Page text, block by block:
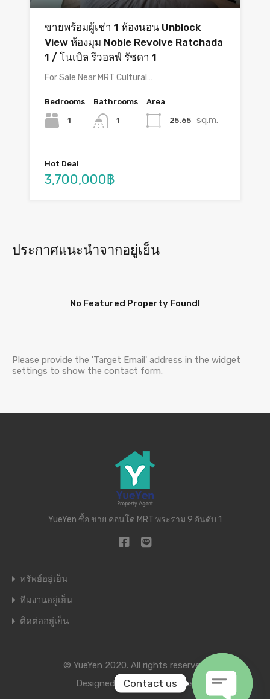
ขายพร้อมผู้เช่า 1 ห้องนอน Unblock
View ห้องมุม Noble Revolve Ratchada
1 / โนเบิล รีวอลฟ์ รัชดา 1
For Sale Near MRT Cultural…
Bedrooms
1
Bathrooms
1
Area
25.65 sq.m.
Hot Deal
3,700,000฿
ประกาศแนะนำจากอยู่เย็น
No Featured Property Found!
Please provide the 'Target Email' address in the widget
settings to show the contact form.
YueYen ซื้อ ขาย คอนโด MRT พระราม 9 อันดับ 1
ทรัพย์อยู่เย็น
ทีมงานอยู่เย็น
ติดต่ออยู่เย็น
© YueYen 2020. All rights reserved.
Designed byInspiry Themes
Contact us